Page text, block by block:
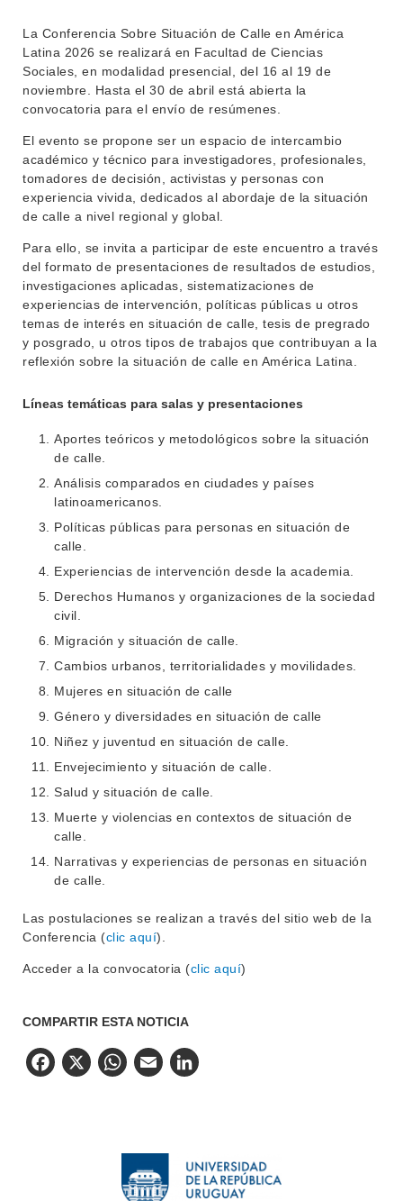
INSTITUCIONAL
DEPARTAMENTOS
INVESTIGACIÓN
EXTENSIÓN
SERVICIOS
BEDELÍA
EVA FCS
OFERTA DE GRADO
POSGRADOS
EDUCACIÓN PERMANENTE
MOVILIDAD ACADÉMICA
La Conferencia Sobre Situación de Calle en América
Latina 2026 se realizará en Facultad de Ciencias
Sociales, en modalidad presencial, del 16 al 19 de
noviembre. Hasta el 30 de abril está abierta la
convocatoria para el envío de resúmenes.
El evento se propone ser un espacio de intercambio
académico y técnico para investigadores, profesionales,
tomadores de decisión, activistas y personas con
experiencia vivida, dedicados al abordaje de la situación
de calle a nivel regional y global.
Para ello, se invita a participar de este encuentro a través
del formato de presentaciones de resultados de estudios,
investigaciones aplicadas, sistematizaciones de
experiencias de intervención, políticas públicas u otros
temas de interés en situación de calle, tesis de pregrado
y posgrado, u otros tipos de trabajos que contribuyan a la
reflexión sobre la situación de calle en América Latina.
Líneas temáticas para salas y presentaciones
Aportes teóricos y metodológicos sobre la situación
de calle.
Análisis comparados en ciudades y países
latinoamericanos.
Políticas públicas para personas en situación de
calle.
Experiencias de intervención desde la academia.
Derechos Humanos y organizaciones de la sociedad
civil.
Migración y situación de calle.
Cambios urbanos, territorialidades y movilidades.
Mujeres en situación de calle
Género y diversidades en situación de calle
Niñez y juventud en situación de calle.
Envejecimiento y situación de calle.
Salud y situación de calle.
Muerte y violencias en contextos de situación de
calle.
Narrativas y experiencias de personas en situación
de calle.
Las postulaciones se realizan a través del sitio web de la
Conferencia (clic aquí).
Acceder a la convocatoria (clic aquí)
COMPARTIR ESTA NOTICIA
Facebook
X WhatsApp
Email